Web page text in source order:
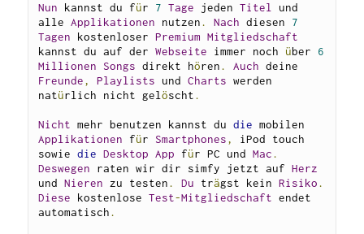
Nun kannst du für 7 Tage jeden Titel und
alle Applikationen nutzen. Nach diesen 7
Tagen kostenloser Premium Mitgliedschaft
kannst du auf der Webseite immer noch über 6
Millionen
Songs direkt hören. Auch
Freunde, Playlists und Charts werden
natürlich nicht gelöscht.
Nicht mehr benutzen kannst du die
Applikationen für Smartphones,
iPod touch
sowie die Desktop App für PC und Mac.
Deswegen raten wir dir simfy jetzt auf Herz
und Nieren zu testen. Du trägst kein Risiko.
Diese kostenlose Test-Mitgliedschaft endet
automatisch.